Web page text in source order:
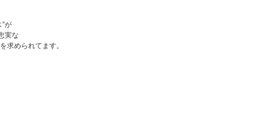
が
実な
求められてます。